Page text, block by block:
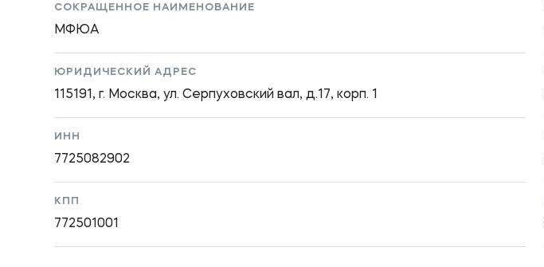
CОКРАЩЕННОЕ НАИМЕНОВАНИЕ
МФЮА
ЮРИДИЧЕСКИЙ АДРЕС
115191, г. Москва, ул. Серпуховский вал, д.17, корп. 1
ИНН
7725082902
КПП
772501001